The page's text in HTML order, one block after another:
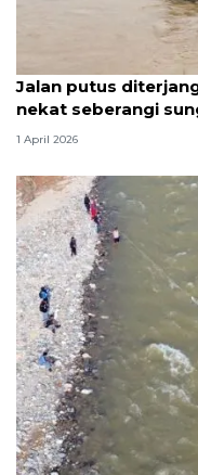
Jalan putus
nekat seberangi
1 April 2026